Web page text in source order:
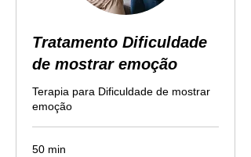
Tratamento Dificuldade
de mostrar emoção
Terapia para Dificuldade de mostrar
emoção
50 min